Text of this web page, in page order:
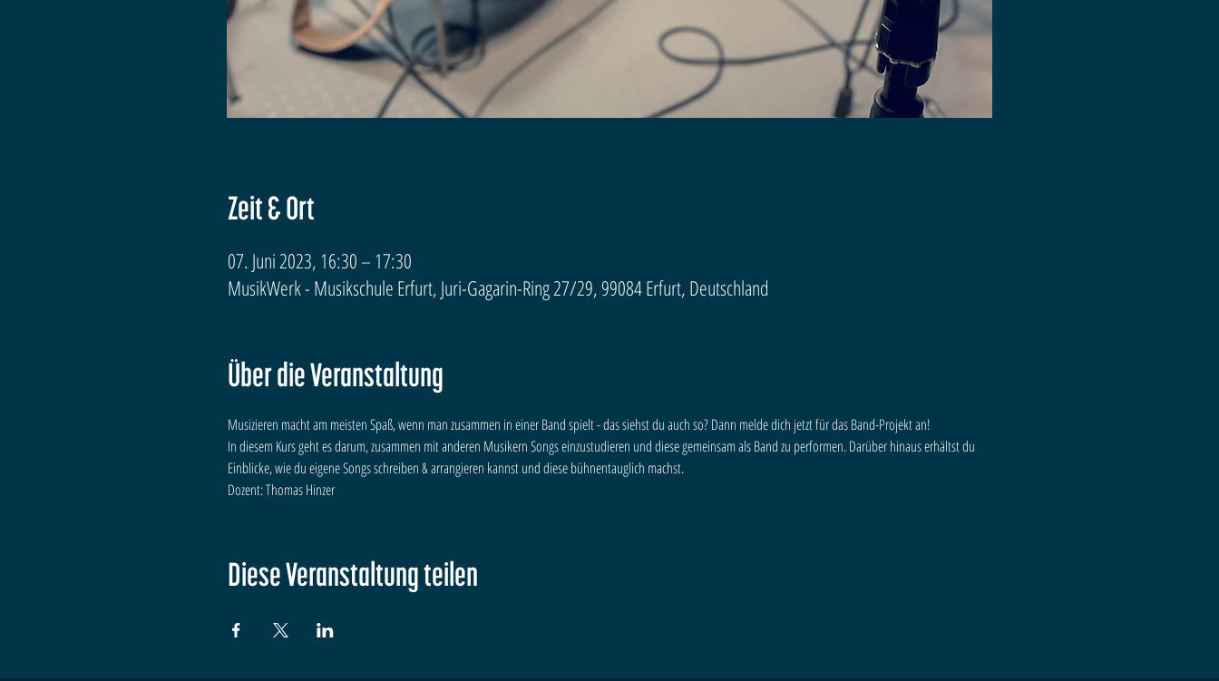
Zeit & Ort
07. Juni 2023, 16:30 – 17:30
MusikWerk - Musikschule Erfurt, Juri-Gagarin-Ring 27/29, 99084 Erfurt, Deutschland
Über die Veranstaltung
Musizieren macht am meisten Spaß, wenn man zusammen in einer Band spielt - das siehst du auch so? Dann melde dich jetzt für das Band-Projekt an!
In diesem Kurs geht es darum, zusammen mit anderen Musikern Songs einzustudieren und diese gemeinsam als Band zu performen. Darüber hinaus erhältst du
Einblicke, wie du eigene Songs schreiben & arrangieren kannst und diese bühnentauglich machst.
Dozent: Thomas Hinzer
Diese Veranstaltung teilen